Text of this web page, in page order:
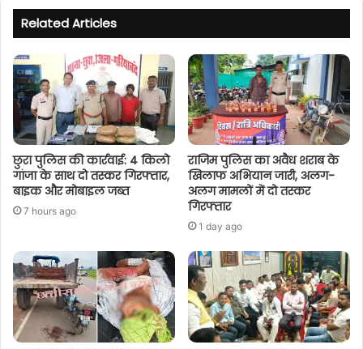
Related Articles
छुरा पुलिस की कार्रवाई: 4 किलो
गांजा के साथ दो तस्कर गिरफ्तार,
बाइक और मोबाइल जब्त
7 hours ago
राजिम पुलिस का अवैध शराब के
खिलाफ अभियान जारी, अलग-
अलग मामलों में दो तस्कर
गिरफ्तार
1 day ago